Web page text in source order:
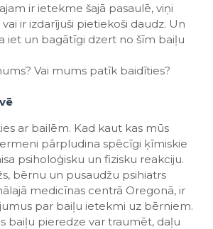
ir ietekme šajā pasaulē, viņi
ir izdarījuši pietiekoši daudz. Un
iet un bagātīgi dzert no šīm baiļu
Vai mums patīk baidīties?
ar bailēm. Kad kaut kas mūs
pārpludina spēcīgi ķīmiskie
psiholoģisku un fizisku reakciju.
bērnu un pusaudžu psihiatrs
medicīnas centrā Oregonā, ir
par baiļu ietekmi uz bērniem.
baiļu pieredze var traumēt, daļu